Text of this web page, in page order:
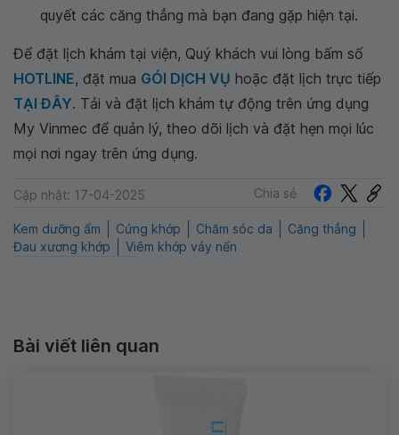
quyết các căng thẳng mà bạn đang gặp hiện tại.
Để đặt lịch khám tại viện, Quý khách vui lòng bấm số
HOTLINE, đặt mua GÓI DỊCH VỤ hoặc đặt lịch trực tiếp
TẠI ĐÂY. Tải và đặt lịch khám tự động trên ứng dụng
My Vinmec để quản lý, theo dõi lịch và đặt hẹn mọi lúc
mọi nơi ngay trên ứng dụng.
Cập nhật: 17-04-2025 Chia sẻ
Kem dưỡng ẩm Cứng khớp Chăm sóc da
Căng thẳng
Đau xương khớp
Viêm khớp vảy nến
Bài viết liên quan